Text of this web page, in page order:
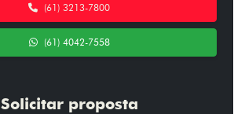
(61) 3213-7800
(61) 4042-7558
Solicitar proposta